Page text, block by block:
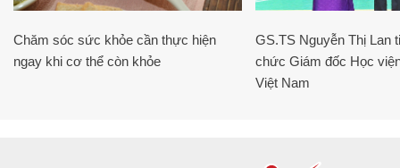
Chăm sóc sức khỏe cần thực hiện
ngay khi cơ thể còn khỏe
GS.TS Nguyễn Thị Lan
chức Giám đốc Học
Việt Nam